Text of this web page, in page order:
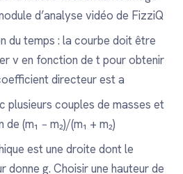
d’analyse vidéo de FizziQ
du temps : la courbe doit être
v en fonction de t pour obtenir
directeur est a
plusieurs couples de masses et
(m₁ − m₂)/(m₁ + m₂)
est une droite dont le
g. Choisir une hauteur de